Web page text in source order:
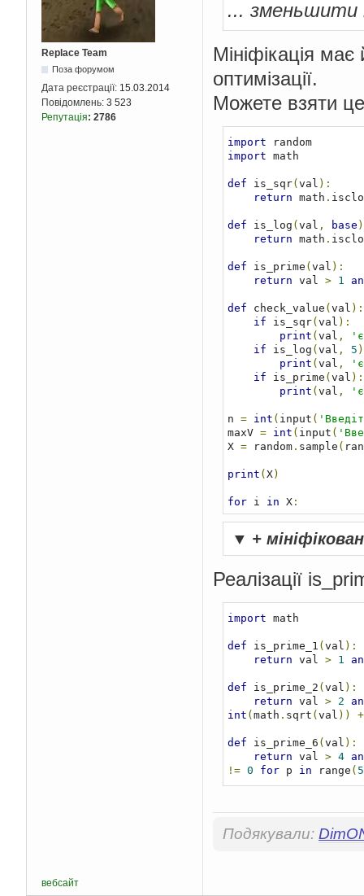
Replace Team
Поза форумом
Дата реєстрації: 15.03.2014
Повідомлень: 3 523
Репутація: 2786
... зменьшити
Мініфікація
оптимізації.
Можете взяти
import
random
import math
def is_sqr( val ):
return math .
def is_log ( val , base
return math .
def is_prime ( val ):
return val > 1
def check_value ( val ):
if is_sqr( val ):
print ( val ,
if is_log ( val , 5
print ( val ,
if is_prime ( val ):
print ( val ,
n = int ( input (
maxV = int ( input (
X = random. sample (
print ( X)
for i in X:
    check_value
(i)
▼ +
Реалізації
import math
def is_prime_1 ( val ):
return val > 1
def is_prime_2 ( val ):
return val > 2
int ( math . sqrt ( val )) +
def is_prime_6 ( val ):
return val > 4
!= 0 for p in range ( 5
Подякували:
вебсайт